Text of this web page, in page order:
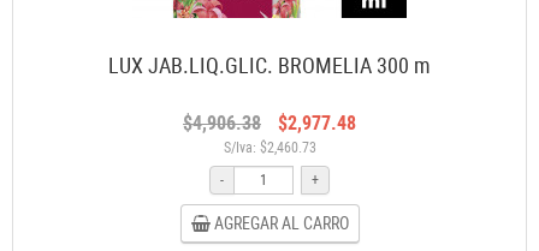
LUX JAB.LIQ.GLIC. BROMELIA 300 m
$4,906.38 $2,977.48
S/Iva: $2,460.73
-
+
AGREGAR AL CARRO